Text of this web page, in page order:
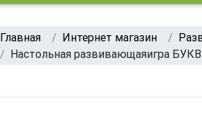
Главная Интернет магазин
Настольная развивающаяигра